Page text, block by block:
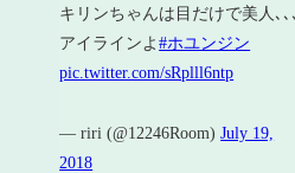
キリンちゃんは目だけで美人､､
アイラインよ#ホユンジン
pic.twitter.com/sRplll6ntp
— riri (@12246Room)July 19,
2018